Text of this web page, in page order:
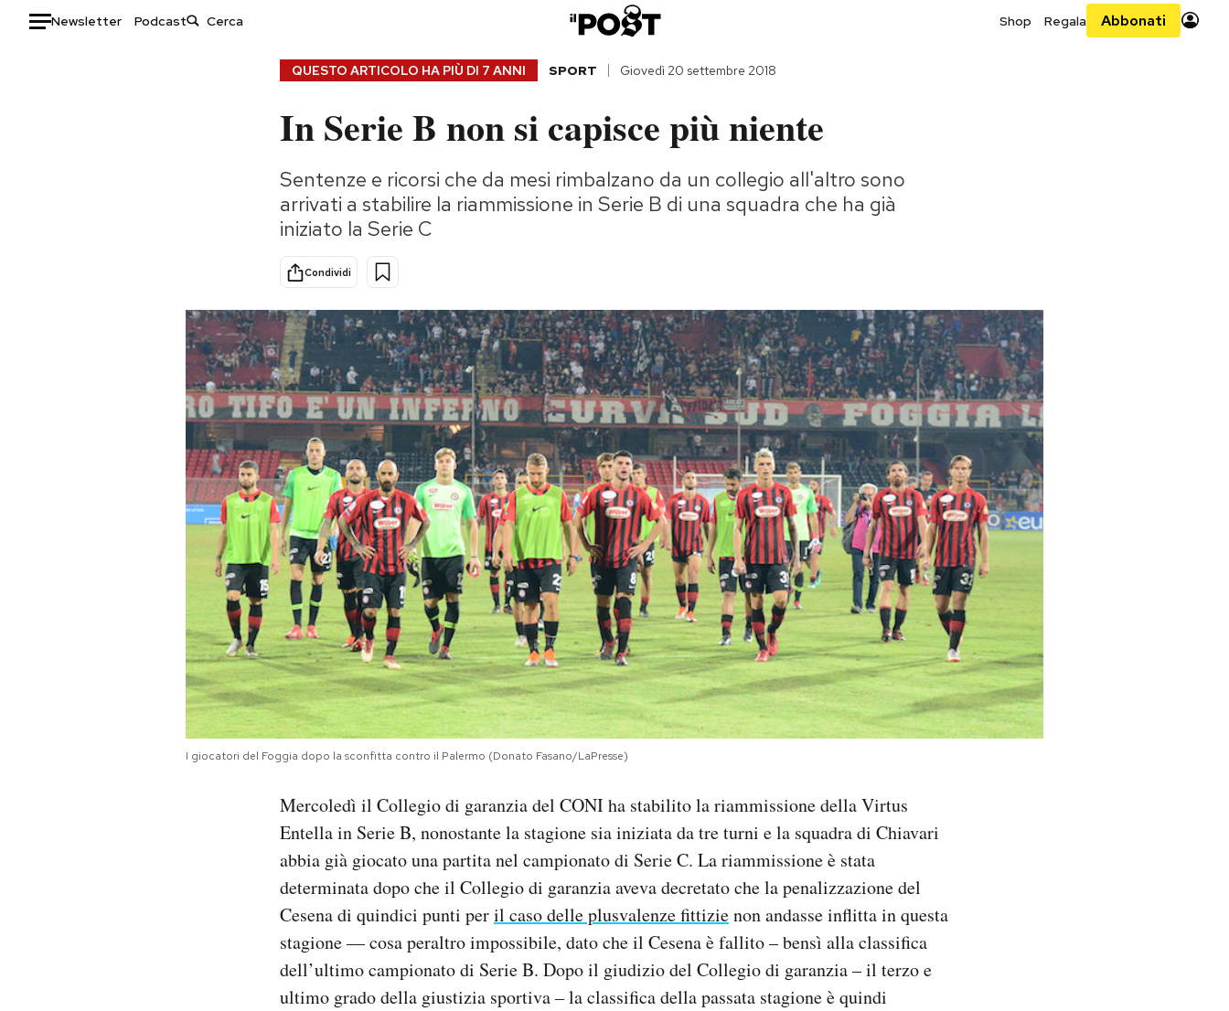
Newsletter Podcast Shop Regala Abbonati
Consumismi
Storie/Idee
Ok Boomer!
Europa
Altrecose
Mondiali calcio 2026
QUESTO ARTICOLO HA PIÙ DI 7 ANNI SPORT Giovedì 20 settembre 2018
In Serie B non si capisce più niente
Sentenze e ricorsi che da mesi rimbalzano da un collegio all'altro sono
arrivati a stabilire la riammissione in Serie B di una squadra che ha già
iniziato la Serie C
Condividi
I giocatori del Foggia dopo la sconfitta contro il Palermo (Donato Fasano/LaPresse)
Mercoledì il Collegio di garanzia del CONI ha stabilito la riammissione della Virtus
Entella in Serie B, nonostante la stagione sia iniziata da tre turni e la squadra di Chiavari
abbia già giocato una partita nel campionato di Serie C. La riammissione è stata
determinata dopo che il Collegio di garanzia aveva decretato che la penalizzazione del
Cesena di quindici punti peril caso delle plusvalenze fittizienon andasse inflitta in questa
stagione — cosa peraltro impossibile, dato che il Cesena è fallito – bensì alla classifica
dell’ultimo campionato di Serie B. Dopo il giudizio del Collegio di garanzia – il terzo e
ultimo grado della giustizia sportiva – la classifica della passata stagione è quindi